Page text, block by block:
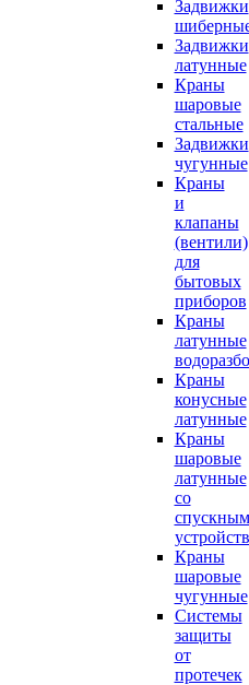
Задвижки
Задвижки
латунные
Краны
шаровые
стальные
Задвижки
чугунные
Краны
и
клапаны
(вентили)
для
бытовых
приборов
Краны
латунные
Краны
конусные
латунные
Краны
шаровые
латунные
со
спускным
Краны
шаровые
чугунные
Системы
защиты
от
протечек